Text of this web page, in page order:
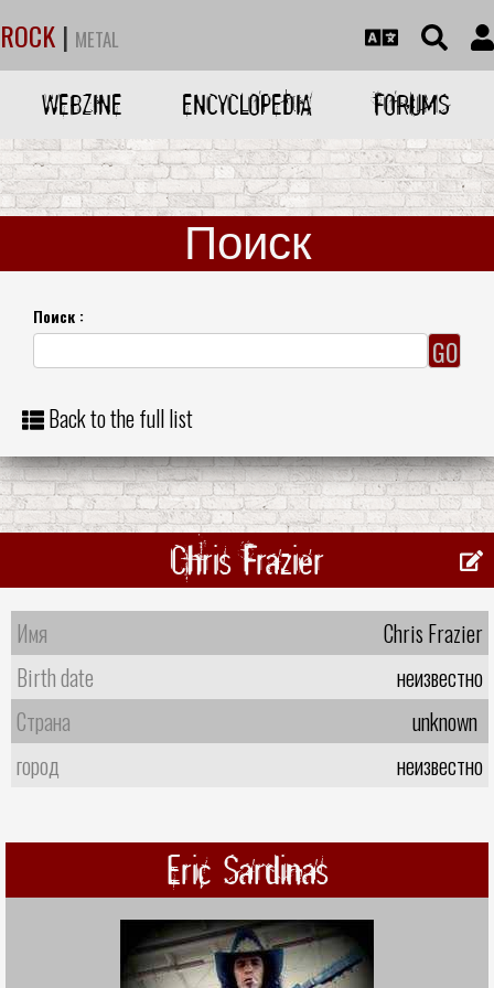
ROCK | METAL
WEBZINE ENCYCLOPEDIA FORUMS
Поиск
Поиск :
Back to the full list
Chris Frazier
Имя
Chris Frazier
Birth date
неизвестно
Страна
unknown
город
неизвестно
Eric Sardinas